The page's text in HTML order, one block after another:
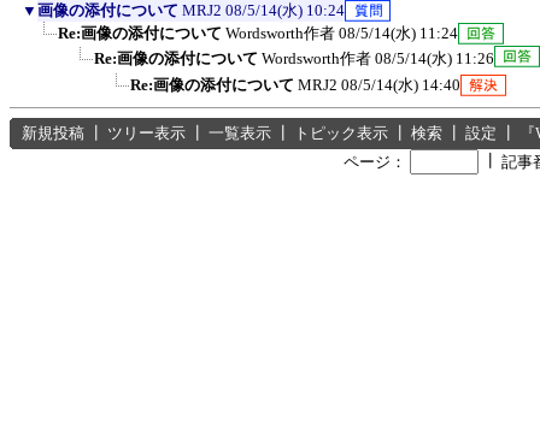
▼ 画像の添付について MRJ2 08/5/14(水) 10:24
Re:画像の添付について Wordsworth作者 08/5/14(水) 11:24
Re:画像の添付について Wordsworth作者 08/5/14(水) 11:26
Re:画像の添付について MRJ2 08/5/14(水) 14:40
新規投稿 ツリー表示 一覧表示 トピック表示 検索 設定
ページ：
記事